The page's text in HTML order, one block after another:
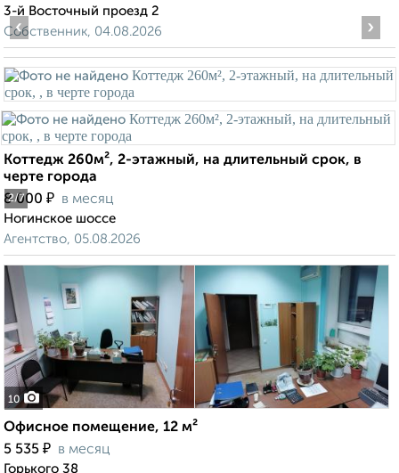
3-й Восточный проезд 2
Собственник, 04.08.2026
2/7
‹ ›
Коттедж 260м², 2-этажный, на длительный срок, в
черте города
8 000 ₽ в месяц
Ногинское шоссе
Агентство, 05.08.2026
10
Офисное помещение, 12 м²
5 535 ₽ в месяц
Горького 38